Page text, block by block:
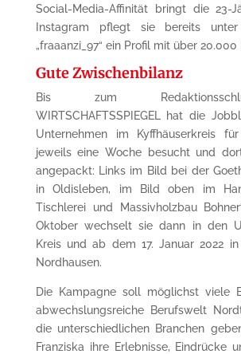
Social-Media-Affinität bringt die 23-
Instagram pflegt sie bereits
„fraaanzi_97“ ein Profil mit über
Gute Zwischenbilanz
Bis zum
WIRTSCHAFTSSPIEGEL hat die
Unternehmen im Kyffhäuserkreis
jeweils eine Woche besucht und
angepackt: Links im Bild bei der
in Oldisleben, im Bild oben im
Tischlerei und Massivholzbau
Oktober wechselt sie dann in den
Kreis und ab dem 17. Januar 2022
Nordhausen.
Die Kampagne soll möglichst viele
abwechslungsreiche Berufswelt
die unterschiedlichen Branchen
Franziska ihre Erlebnisse, Eindrücke